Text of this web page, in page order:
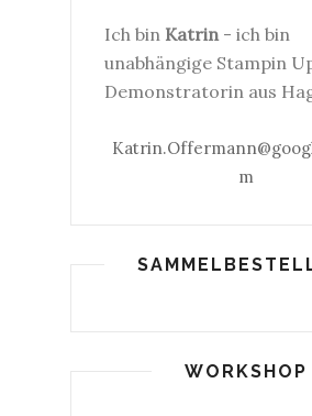
Ich bin Katrin- ich bin
unabhängige Stampin
Demonstratorin aus
m
WORKSHOP